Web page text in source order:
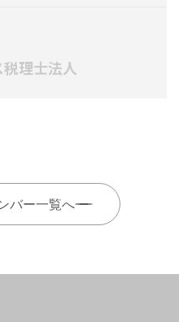
理士法人
バー一覧へ